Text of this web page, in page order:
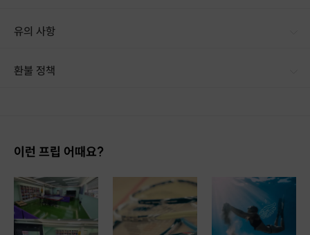
유의 사항
환불 정책
이런 프립 어때요?